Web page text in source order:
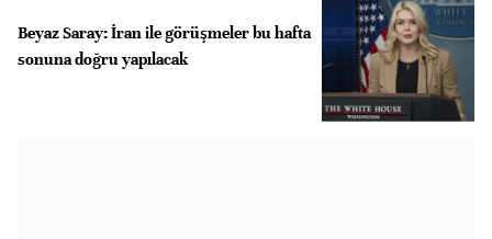
Beyaz Saray: İran ile görüşmeler bu hafta
sonuna doğru yapılacak